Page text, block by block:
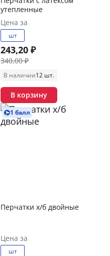
утепленные
Цена за
шт
243,20 ₽
340,00 ₽
В наличии12 шт.
В корзину
1 балл
Перчатки х/б двойные
Цена за
шт